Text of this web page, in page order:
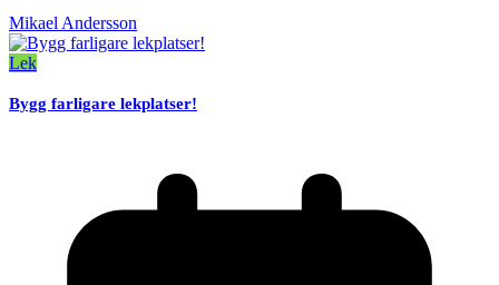
Mikael Andersson
Lek
Bygg farligare lekplatser!